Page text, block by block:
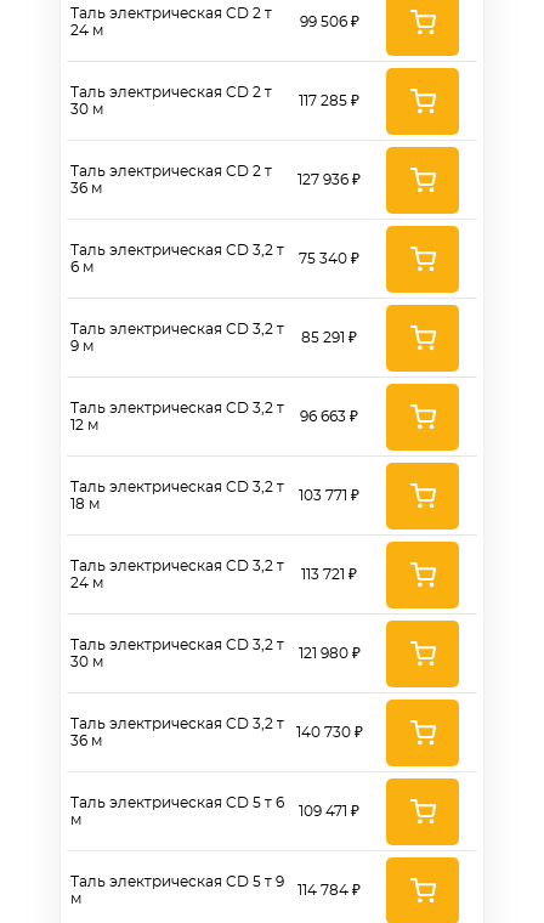
Таль электрическая CD 2 т
24 м
Таль электрическая CD 2 т
30 м
Таль электрическая CD 2 т
36 м
Таль электрическая CD 3,2 т
6 м
Таль электрическая CD 3,2 т
9 м
Таль электрическая CD 3,2 т
12 м
Таль электрическая CD 3,2 т
18 м
Таль электрическая CD 3,2 т
24 м
Таль электрическая CD 3,2 т
30 м
Таль электрическая CD 3,2 т
36 м
Таль электрическая CD 5 т 6
м
Таль электрическая CD 5 т 9
м
99 506 ₽
117 285 ₽
127 936 ₽
75 340 ₽
85 291 ₽
96 663 ₽
103 771 ₽
113 721 ₽
121 980 ₽
140 730 ₽
109 471 ₽
114 784 ₽